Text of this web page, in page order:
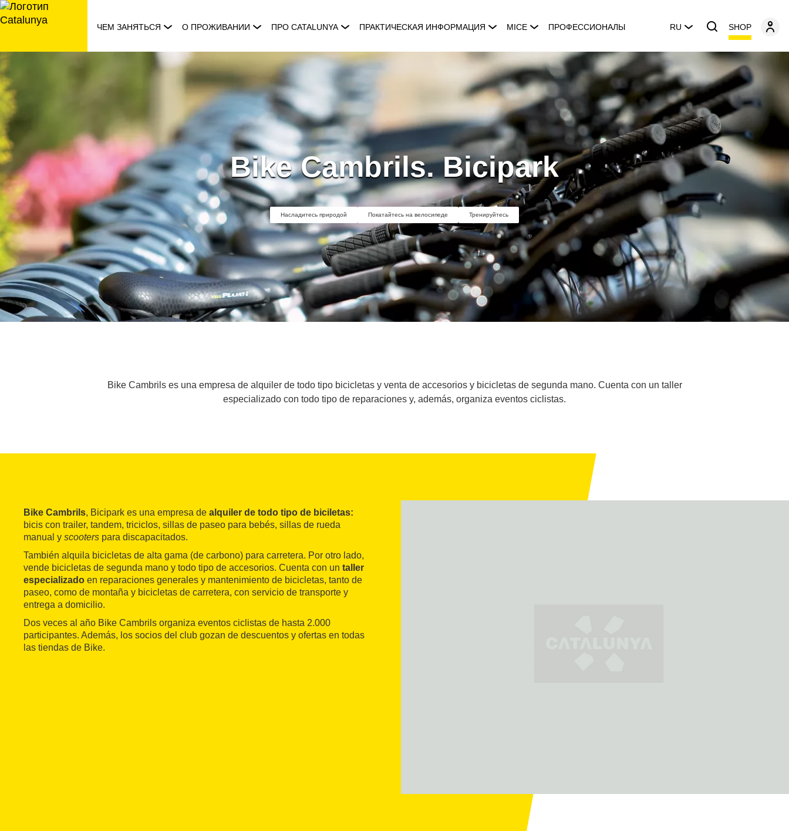
перейти
к
ЧЕМ ЗАНЯТЬСЯ О ПРОЖИВАНИИ ПРО CATALUNYA ПРАКТИЧЕСКАЯ ИНФОРМАЦИЯ MICE ПРОФЕССИОНАЛЫ RU SHOP
Bike Cambrils. Bicipark
Насладитесь природой Покатайтесь на велосипеде Тренируйтесь
Bike Cambrils es una empresa de alquiler de todo tipo bicicletas y venta de accesorios y bicicletas de segunda mano. Cuenta con un taller
especializado con todo tipo de reparaciones y, además, organiza eventos ciclistas.
Bike Cambrils, Bicipark es una empresa de alquiler de todo tipo de biciletas:
bicis con trailer, tandem, triciclos, sillas de paseo para bebés, sillas de rueda
manual y scooters para discapacitados.
También alquila bicicletas de alta gama (de carbono) para carretera. Por otro lado,
vende bicicletas de segunda mano y todo tipo de accesorios. Cuenta con un taller
especializado en reparaciones generales y mantenimiento de bicicletas, tanto de
paseo, como de montaña y bicicletas de carretera, con servicio de transporte y
entrega a domicilio.
Dos veces al año Bike Cambrils organiza eventos ciclistas de hasta 2.000
participantes. Además, los socios del club gozan de descuentos y ofertas en todas
las tiendas de Bike.